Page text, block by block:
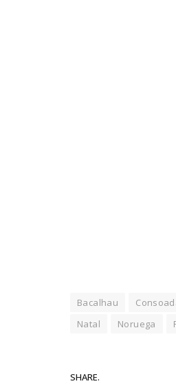
Bacalhau
Natal
Noruega
SHARE.